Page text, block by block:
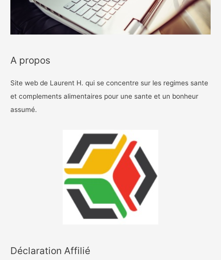
A propos
Site web de Laurent H. qui se concentre sur les regimes sante
et complements alimentaires pour une sante et un bonheur
assumé.
Déclaration Affilié